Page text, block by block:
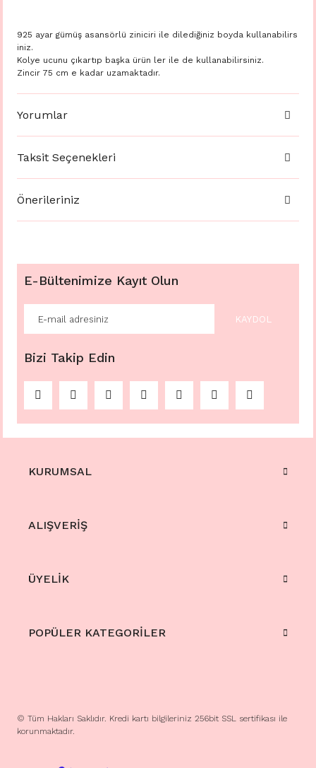
925 ayar gümüş asansörlü ziniciri ile dilediğiniz boyda kullanabilirs
iniz.
Kolye ucunu çıkartıp başka ürün ler ile de kullanabilirsiniz.
Zincir 75 cm e kadar uzamaktadır.
Yorumlar
Taksit Seçenekleri
Önerileriniz
E-Bültenimize Kayıt Olun
KAYDOL
Bizi Takip Edin
KURUMSAL
ALIŞVERİŞ
ÜYELİK
POPÜLER KATEGORİLER
© Tüm Hakları Saklıdır. Kredi kartı bilgileriniz 256bit SSL sertifikası ile
korunmaktadır.